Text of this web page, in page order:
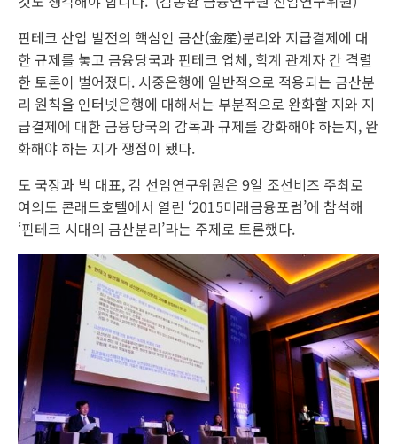
핀테크 산업 발전의 핵심인 금산(金産)분리와 지급결제에 대
한 규제를 놓고 금융당국과 핀테크 업체, 학계 관계자 간 격렬
한 토론이 벌어졌다. 시중은행에 일반적으로 적용되는 금산분
리 원칙을 인터넷은행에 대해서는 부분적으로 완화할 지와 지
급결제에 대한 금융당국의 감독과 규제를 강화해야 하는지, 완
화해야 하는 지가 쟁점이 됐다.
도 국장과 박 대표, 김 선임연구위원은 9일 조선비즈 주최로
여의도 콘래드호텔에서 열린 ‘2015미래금융포럼’에 참석해
‘핀테크 시대의 금산분리’라는 주제로 토론했다.